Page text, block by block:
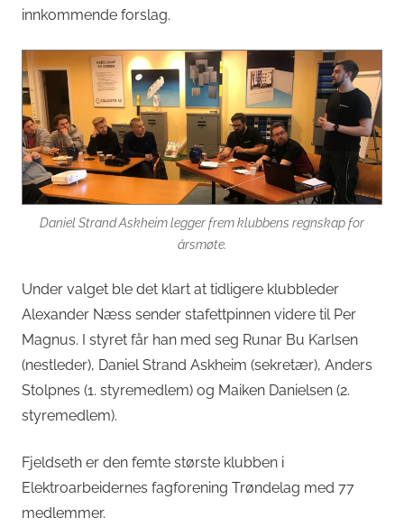
innkommende forslag.
Daniel Strand Askheim legger frem klubbens regnskap for
årsmøte.
Under valget ble det klart at tidligere klubbleder
Alexander Næss sender stafettpinnen videre til Per
Magnus. I styret får han med seg Runar Bu Karlsen
(nestleder), Daniel Strand Askheim (sekretær), Anders
Stolpnes (1. styremedlem) og Maiken Danielsen (2.
styremedlem).
Fjeldseth er den femte største klubben i
Elektroarbeidernes fagforening Trøndelag med 77
medlemmer.